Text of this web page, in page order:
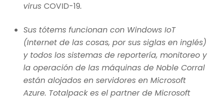
virus COVID-19.
Sus tótems funcionan con Windows IoT
(Internet de las cosas, por sus siglas en inglés)
y todos los sistemas de reportería, monitoreo y
la operación de las máquinas de Noble Corral
están alojados en servidores en Microsoft
Azure. Totalpack es el partner de Microsoft